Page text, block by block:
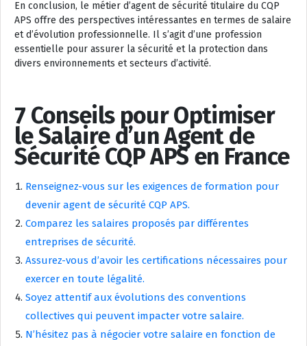
En conclusion, le métier d’agent de sécurité titulaire du CQP
APS offre des perspectives intéressantes en termes de salaire
et d’évolution professionnelle. Il s’agit d’une profession
essentielle pour assurer la sécurité et la protection dans
divers environnements et secteurs d’activité.
7 Conseils pour Optimiser
le Salaire d’un Agent de
Sécurité CQP APS en France
Renseignez-vous sur les exigences de formation pour
devenir agent de sécurité CQP APS.
Comparez les salaires proposés par différentes
entreprises de sécurité.
Assurez-vous d’avoir les certifications nécessaires pour
exercer en toute légalité.
Soyez attentif aux évolutions des conventions
collectives qui peuvent impacter votre salaire.
N’hésitez pas à négocier votre salaire en fonction de